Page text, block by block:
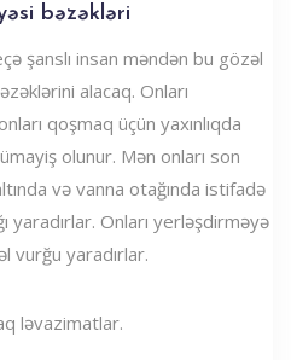
bəzəkləri
şanslı insan məndən bu gözəl
alacaq. Onları
qoşmaq üçün yaxınlıqda
olunur. Mən onları son
və vanna otağında istifadə
yaradırlar. Onları yerləşdirməyə
vurğu yaradırlar.